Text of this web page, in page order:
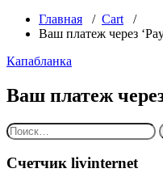
Главная / Cart /
Ваш платеж через
Капабланка
Ваш платеж
Найти:
Счетчик livinternet